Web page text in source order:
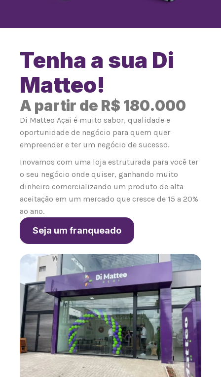
Tenha a sua Di
Matteo!
A partir de R$ 180.000
Di Matteo Açai é muito sabor, qualidade e
oportunidade de negócio para quem quer
empreender e ter um negócio de sucesso.
Inovamos com uma loja estruturada para você ter
o seu negócio onde quiser, ganhando muito
dinheiro comercializando um produto de alta
aceitação em um mercado que cresce de 15 a 20%
ao ano.
Seja um franqueado